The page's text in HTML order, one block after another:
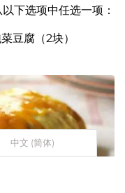
以下选项中任选一项：
豆腐（2块）
中文 (简体)